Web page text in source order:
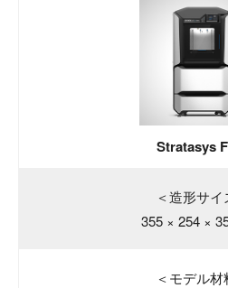
Stratasys
＜造形サイ
355 × 254 ×
＜モデル材